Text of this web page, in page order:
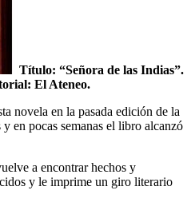
Título: “Señora de las Indias”.
El Ateneo.
novela en la pasada edición de la
en pocas semanas el libro alcanzó
a encontrar hechos y
y le imprime un giro literario